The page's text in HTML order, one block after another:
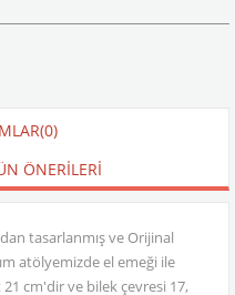
(0)
ÖNERILERI
tasarlanmış ve Orijinal
atölyemizde el emeği ile
cm'dir ve bilek çevresi 17,